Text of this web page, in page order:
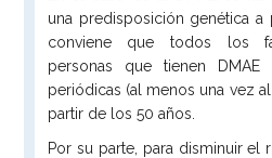
una predisposición genética a
conviene que todos los
personas que tienen DMAE
periódicas (al menos una vez
partir de los 50 años.
Por su parte, para disminuir el